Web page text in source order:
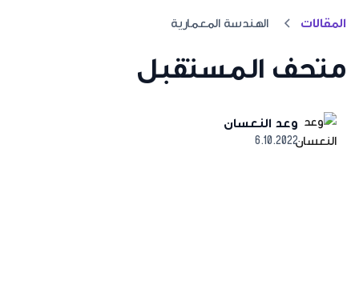
المقالات الهندسة المعمارية
متحف المستقبل
وعد النعسان
6.10.2022